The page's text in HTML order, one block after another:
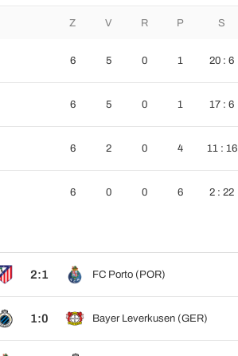
Z V R P S
6 5 0 1 20 : 6
6 5 0 1 17 : 6
6 2 0 4 11 : 16
6 0 0 6 2 : 22
2:1 FC Porto (POR)
1:0 Bayer Leverkusen (GER)